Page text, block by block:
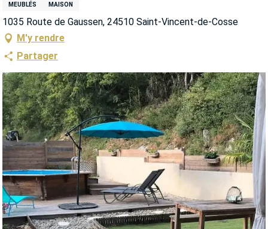
MEUBLÉS MAISON
1035 Route de Gaussen, 24510 Saint-Vincent-de-Cosse
M'y rendre
Partager